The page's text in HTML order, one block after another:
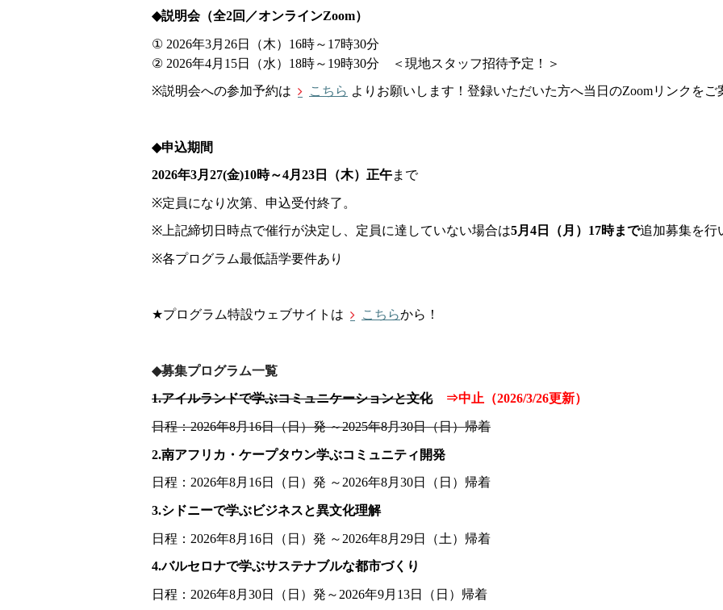
◆説明会（全2回／オンラインZoom）
① 2026年3月26日（木）16時～17時30分
② 2026年4月15日（水）18時～19時30分 ＜現地スタッフ招待予定！＞
※説明会への参加予約は こちら よりお願いします！登録いただいた方へ当日のZoomリンクをご
◆申込期間
2026年3月27(金)10時～4月23日（木）正午まで
※定員になり次第、申込受付終了。
※上記締切日時点で催行が決定し、定員に達していない場合は5月4日（月）17時まで追加募集を行
※各プログラム最低語学要件あり
★プログラム特設ウェブサイトは こちらから！
◆募集プログラム一覧
1.アイルランドで学ぶコミュニケーションと文化 ⇒中止（2026/3/26更新）
日程：2026年8月16日（日）発 ～2025年8月30日（日）帰着
2.南アフリカ・ケープタウン学ぶコミュニティ開発
日程：2026年8月16日（日）発 ～2026年8月30日（日）帰着
3.シドニーで学ぶビジネスと異文化理解
日程：2026年8月16日（日）発 ～2026年8月29日（土）帰着
4.バルセロナで学ぶサステナブルな都市づくり
日程：2026年8月30日（日）発～2026年9月13日（日）帰着